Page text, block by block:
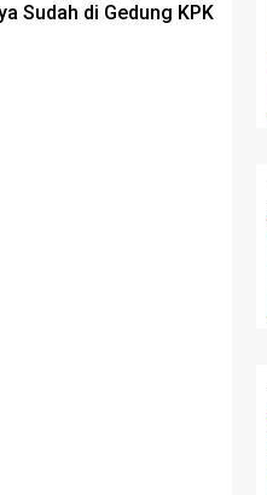
Sudah di Gedung KPK